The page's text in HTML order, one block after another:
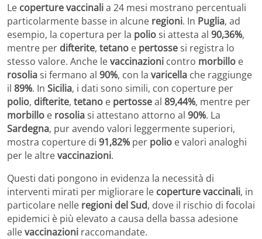
Le coperture vaccinalia 24 mesi mostrano percentuali
particolarmente basse in alcune regioni. In Puglia, ad
esempio, la copertura per la poliosi attesta al 90,36%,
mentre per difterite, tetano e pertossesi registra lo
stesso valore. Anche levaccinazioni contro morbillo e
rosoliasi fermano al 90%, con la varicella che raggiunge
il 89%. In Sicilia, i dati sono simili, con coperture per
polio, difterite, tetano e pertosseal 89,44%, mentre per
morbillo e rosoliasi attestano attorno al 90%. La
Sardegna, pur avendo valori leggermente superiori,
mostra coperture di 91,82% per polio e valori analoghi
per le altrevaccinazioni.
Questi dati pongono in evidenza la necessità di
interventi mirati per migliorare le coperture vaccinali, in
particolare nelle regioni del Sud, dove il rischio di focolai
epidemici è più elevato a causa della bassa adesione
allevaccinazioni raccomandate.